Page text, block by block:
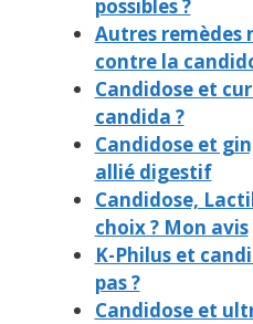
possibles ?
Autres remèdes
contre la
Candidose et
candida ?
Candidose et
allié digestif
Candidose,
choix ? Mon avis
K-Philus et
pas ?
Candidose et